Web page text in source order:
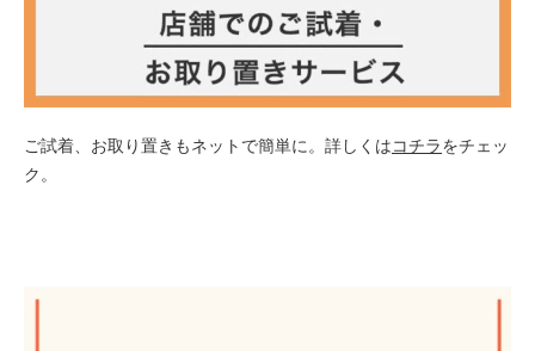
ご試着、お取り置きもネットで簡単に。詳しくはコチラをチェッ
ク。